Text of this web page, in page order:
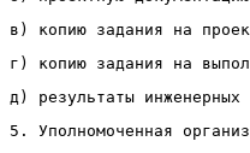
в) копию задания на
г) копию задания на
д) результаты инженерных
5. Уполномоченная